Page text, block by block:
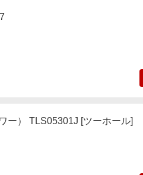
ー） TLS05301J [ツーホール]